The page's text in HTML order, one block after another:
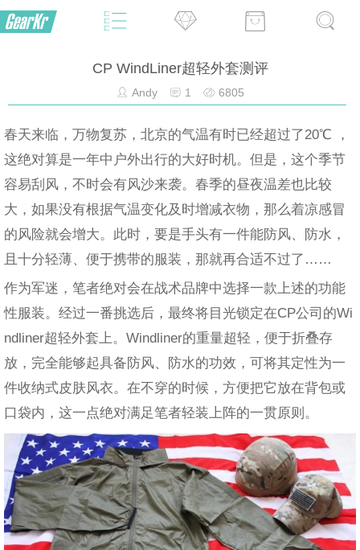
CP WindLiner超轻外套测评
Andy 1 6805
春天来临，万物复苏，北京的气温有时已经超过了20℃ ，
这绝对算是一年中户外出行的大好时机。但是，这个季节
容易刮风，不时会有风沙来袭。春季的昼夜温差也比较
大，如果没有根据气温变化及时增减衣物，那么着凉感冒
的风险就会增大。此时，要是手头有一件能防风、防水，
且十分轻薄、便于携带的服装，那就再合适不过了……
作为军迷，笔者绝对会在战术品牌中选择一款上述的功能
性服装。经过一番挑选后，最终将目光锁定在CP公司的Wi
ndliner超轻外套上。Windliner的重量超轻，便于折叠存
放，完全能够起具备防风、防水的功效，可将其定性为一
件收纳式皮肤风衣。在不穿的时候，方便把它放在背包或
口袋内，这一点绝对满足笔者轻装上阵的一贯原则。